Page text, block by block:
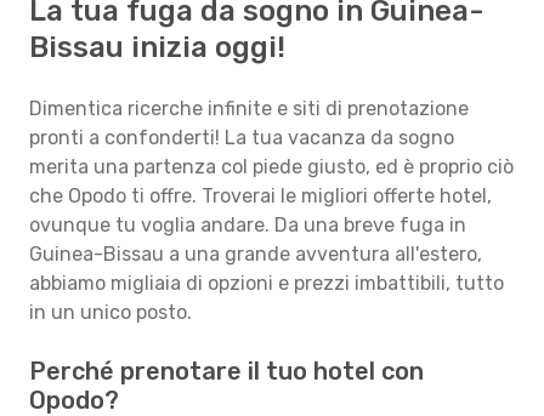
La tua fuga da sogno in Guinea-
Bissau inizia oggi!
Dimentica ricerche infinite e siti di prenotazione
pronti a confonderti! La tua vacanza da sogno
merita una partenza col piede giusto, ed è proprio ciò
che Opodo ti offre. Troverai le migliori offerte hotel,
ovunque tu voglia andare. Da una breve fuga in
Guinea-Bissau a una grande avventura all'estero,
abbiamo migliaia di opzioni e prezzi imbattibili, tutto
in un unico posto.
Perché prenotare il tuo hotel con
Opodo?